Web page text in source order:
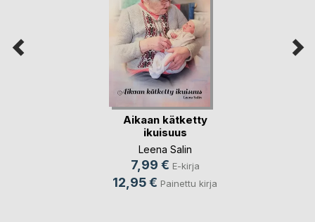
Aikaan kätketty
ikuisuus
Leena Salin
7,99 € E-kirja
12,95 € Painettu kirja